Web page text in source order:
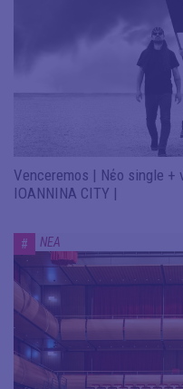
Venceremos | Νέο single +
IOANNINA CITY |
# ΝΕΑ